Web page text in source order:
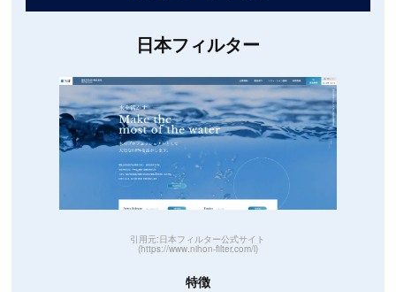
日本フィルター
引用元:日本フィルター公式サイト
(https://www.nihon-filter.com/l)
特徴